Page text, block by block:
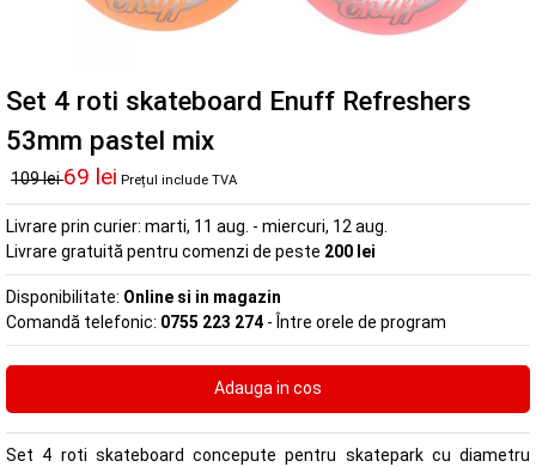
Set 4 roti skateboard Enuff Refreshers
53mm pastel mix
109 lei69 lei Prețul include TVA
Livrare prin curier: marti, 11 aug. - miercuri, 12 aug.
Livrare gratuită pentru comenzi de peste 200 lei
Disponibilitate: Online si in magazin
Comandă telefonic: 0755 223 274 - Între orele de program
Set 4 roti skateboard concepute pentru skatepark cu diametru